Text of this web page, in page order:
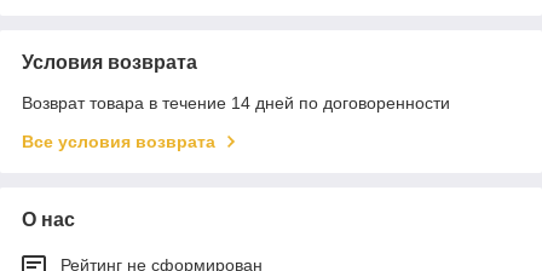
Условия возврата
Возврат товара в течение 14 дней по договоренности
Все условия возврата
О нас
Рейтинг не сформирован